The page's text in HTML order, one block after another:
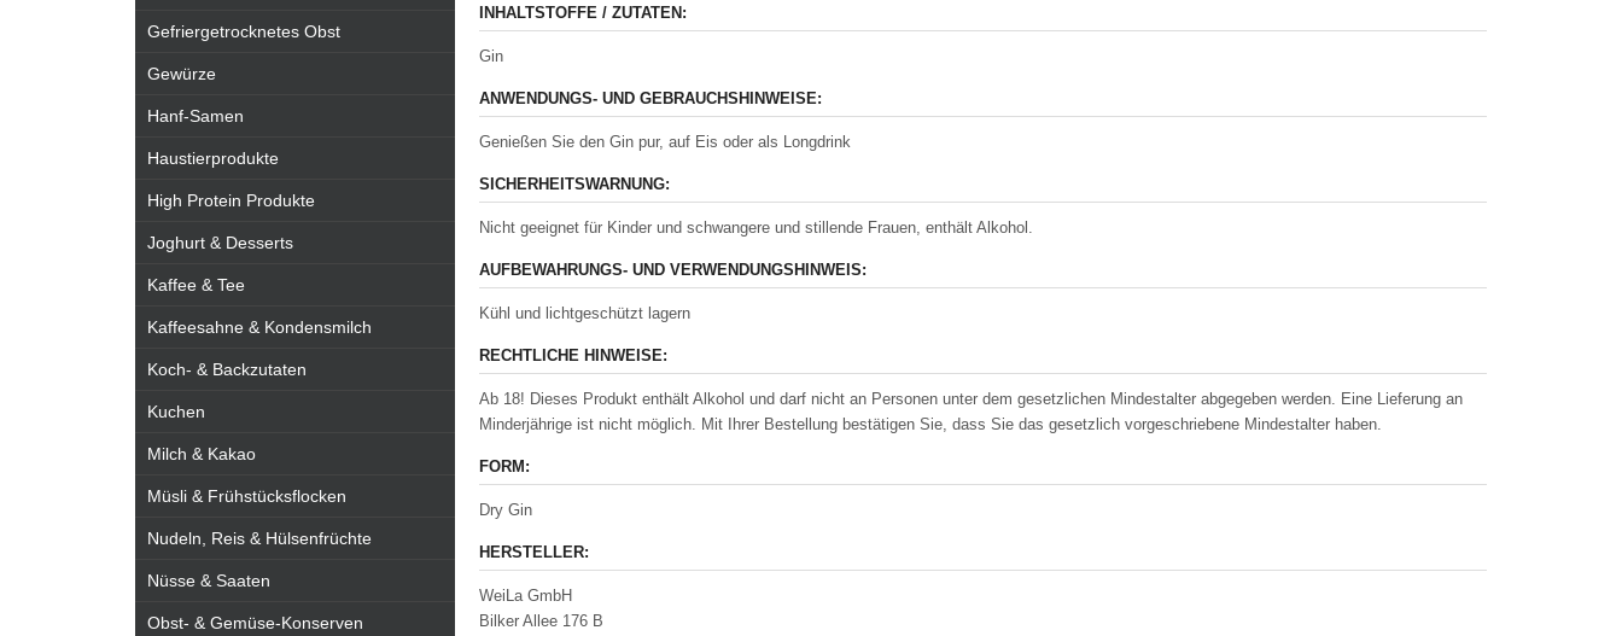
INHALTSTOFFE / ZUTATEN:
Gin
ANWENDUNGS- UND GEBRAUCHSHINWEISE:
Genießen Sie den Gin pur, auf Eis oder als Longdrink
SICHERHEITSWARNUNG:
Nicht geeignet für Kinder und schwangere und stillende Frauen, enthält Alkohol.
AUFBEWAHRUNGS- UND VERWENDUNGSHINWEIS:
Kühl und lichtgeschützt lagern
RECHTLICHE HINWEISE:
Ab 18! Dieses Produkt enthält Alkohol und darf nicht an Personen unter dem gesetzlichen Mindestalter abgegeben werden. Eine Lieferung an
Minderjährige ist nicht möglich. Mit Ihrer Bestellung bestätigen Sie, dass Sie das gesetzlich vorgeschriebene Mindestalter haben.
FORM:
Dry Gin
HERSTELLER:
WeiLa GmbH
Bilker Allee 176 B
Gefriergetrocknetes Obst
Gewürze
Hanf-Samen
Haustierprodukte
High Protein Produkte
Joghurt & Desserts
Kaffee & Tee
Kaffeesahne & Kondensmilch
Koch- & Backzutaten
Kuchen
Milch & Kakao
Müsli & Frühstücksflocken
Nudeln, Reis & Hülsenfrüchte
Nüsse & Saaten
Obst- & Gemüse-Konserven